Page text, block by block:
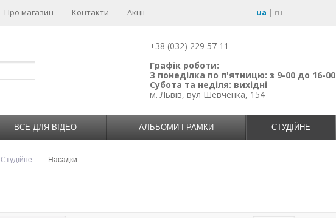
Про магазин Контакти Акції ua | ru
+38 (032) 229 57 11
Графік роботи:
З понеділка по п'ятницю: з 9-00 до 16-00
Субота та неділя: вихідні
м. Львів, вул Шевченка, 154
ВСЕ ДЛЯ ВІДЕО АЛЬБОМИ І РАМКИ СТУДІЙНЕ
Студійне Насадки